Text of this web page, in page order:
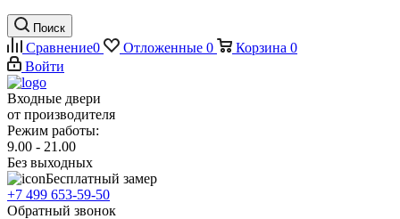
Поиск
Сравнение0 Отложенные 0 Корзина 0
Войти
Входные двери
от производителя
Режим работы:
9.00 - 21.00
Без выходных
Бесплатный замер
+7 499 653-59-50
Обратный звонок